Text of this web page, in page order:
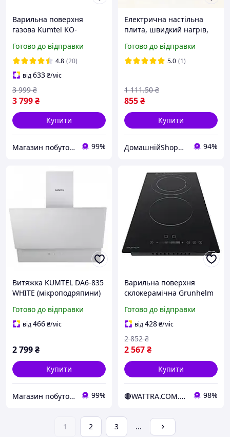
Варильна поверхня
газова Kumtel KO-
Готово до відправки
4.8 (20)
від633₴/міс
3 799₴
3 999 ₴
Купити
Магазин побутової техніки "De Deshevo" 99%
Електрична настільна
плита, швидкий нагрів,
домашнього
використання
Готово до відправки
5.0 (1)
855₴
1 111.50 ₴
Купити
ДомашнійShop🏡✨ - замовлення онлайн не виходячи з дому💕 94%
Витяжка KUMTEL DA6-835
WHITE (мікроподряпини)
Готово до відправки
від466₴/міс
2 799₴
Купити
Магазин побутової техніки "De Deshevo" 99%
Варильна поверхня
склокерамічна Grunhelm
288×520×62мм
(6990001534304)
Готово до відправки
від428₴/міс
2 567₴
2 852 ₴
Купити
🔴WATTRA.COM.UA - справа техніки... 98%
1 2 3 ...